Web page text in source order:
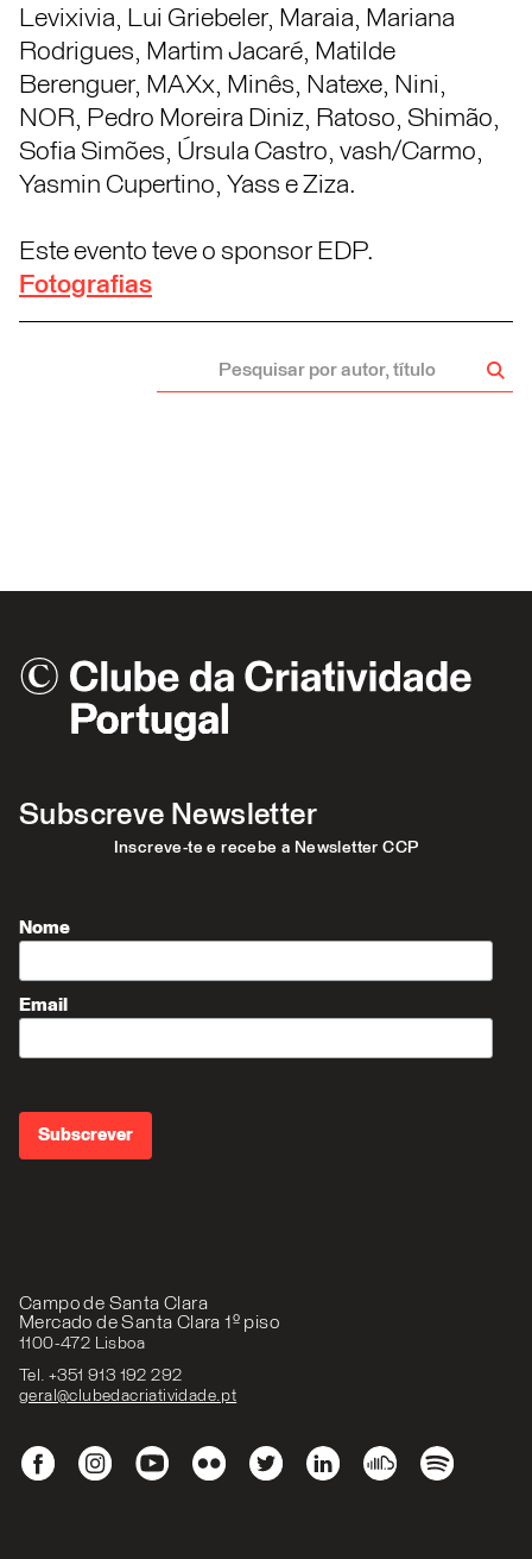
Levixivia, Lui Griebeler, Maraia, Mariana
Rodrigues, Martim Jacaré, Matilde
Berenguer, MAXx, Minês, Natexe, Nini,
NOR, Pedro Moreira Diniz, Ratoso, Shimão,
Sofia Simões, Úrsula Castro, vash/Carmo,
Yasmin Cupertino, Yass e Ziza.
Este evento teve o sponsor EDP.
Fotografias
Campo de Santa Clara
Mercado de Santa Clara 1º piso
1100-472 Lisboa
Tel. +351 913 192 292
geral@clubedacriatividade.pt
Subscreve Newsletter
Inscreve-te e recebe a Newsletter CCP
Nome
Email